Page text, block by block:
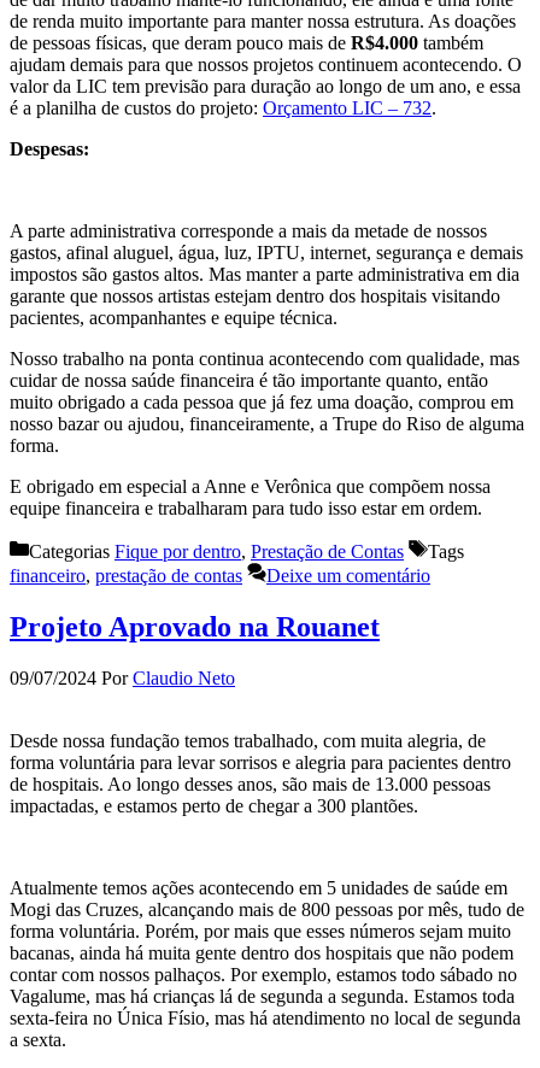
de renda muito importante para manter nossa estrutura. As doações
de pessoas físicas, que deram pouco mais de R$4.000 também
ajudam demais para que nossos projetos continuem acontecendo. O
valor da LIC tem previsão para duração ao longo de um ano, e essa
é a planilha de custos do projeto: Orçamento LIC – 732.
Despesas:
A parte administrativa corresponde a mais da metade de nossos
gastos, afinal aluguel, água, luz, IPTU, internet, segurança e demais
impostos são gastos altos. Mas manter a parte administrativa em dia
garante que nossos artistas estejam dentro dos hospitais visitando
pacientes, acompanhantes e equipe técnica.
Nosso trabalho na ponta continua acontecendo com qualidade, mas
cuidar de nossa saúde financeira é tão importante quanto, então
muito obrigado a cada pessoa que já fez uma doação, comprou em
nosso bazar ou ajudou, financeiramente, a Trupe do Riso de alguma
forma.
E obrigado em especial a Anne e Verônica que compõem nossa
equipe financeira e trabalharam para tudo isso estar em ordem.
Categorias Fique por dentro, Prestação de Contas
Tags
financeiro, prestação de contas Deixe um comentário
Projeto Aprovado na Rouanet
09/07/2024 PorClaudio Neto
Desde nossa fundação temos trabalhado, com muita alegria, de
forma voluntária para levar sorrisos e alegria para pacientes dentro
de hospitais. Ao longo desses anos, são mais de 13.000 pessoas
impactadas, e estamos perto de chegar a 300 plantões.
Atualmente temos ações acontecendo em 5 unidades de saúde em
Mogi das Cruzes, alcançando mais de 800 pessoas por mês, tudo de
forma voluntária. Porém, por mais que esses números sejam muito
bacanas, ainda há muita gente dentro dos hospitais que não podem
contar com nossos palhaços. Por exemplo, estamos todo sábado no
Vagalume, mas há crianças lá de segunda a segunda. Estamos toda
sexta-feira no Única Físio, mas há atendimento no local de segunda
a sexta.